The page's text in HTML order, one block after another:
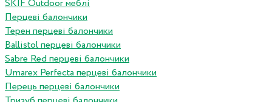
SKIF Outdoor меблі
Перцеві балончики
Терен перцеві балончики
Ballistol перцеві балончики
Sabre Red перцеві балончики
Umarex Perfecta перцеві балончики
Перець перцеві балончики